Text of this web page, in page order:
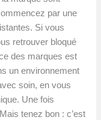
par une
Si vous
retrouver bloqué
des marques est
un environnement
soin, en vous
Une fois
tenez bon : c’est